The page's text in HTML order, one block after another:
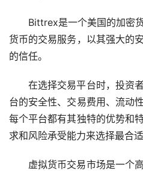
Bittrex是一个美国的加密
货币的交易服务，以其强大的
的信任。
在选择交易平台时，投资
台的安全性、交易费用、流动
每个平台都有其独特的优势和
求和风险承受能力来选择最合适
虚拟货币交易市场是一个